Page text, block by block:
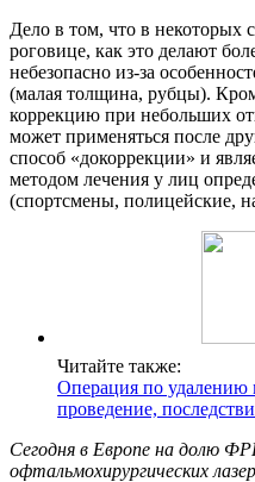
Дело в том, что в некоторых
роговице, как это делают
небезопасно из-за
(малая толщина, рубцы).
коррекцию при небольших
может применяться после
способ «докоррекции» и
методом лечения у лиц
(спортсмены, полицейские,
Читайте также:
Операция по удалению
проведение,
Сегодня в Европе на долю
офтальмохирургических